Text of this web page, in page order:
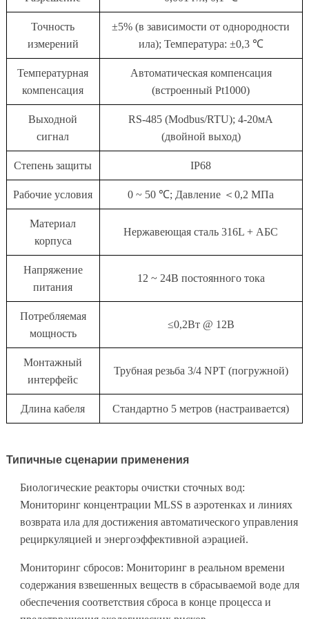
Точность
измерений
±5% (в зависимости от однородности
ила); Температура: ±0,3 ℃
Температурная
компенсация
Автоматическая компенсация
(встроенный Pt1000)
Выходной
сигнал
RS-485 (Modbus/RTU); 4-20мА
(двойной выход)
Степень защиты IP68
Рабочие условия 0 ~ 50 ℃; Давление ＜0,2 МПа
Материал
корпуса
Нержавеющая сталь 316L + АБС
Напряжение
питания
12 ~ 24В постоянного тока
Потребляемая
мощность
≤0,2Вт @ 12В
Монтажный
интерфейс
Трубная резьба 3/4 NPT (погружной)
Длина кабеля Стандартно 5 метров (настраивается)
Типичные сценарии применения
Биологические реакторы очистки сточных вод:
Мониторинг концентрации MLSS в аэротенках и линиях
возврата ила для достижения автоматического управления
рециркуляцией и энергоэффективной аэрацией.
Мониторинг сбросов: Мониторинг в реальном времени
содержания взвешенных веществ в сбрасываемой воде для
обеспечения соответствия сброса в конце процесса и